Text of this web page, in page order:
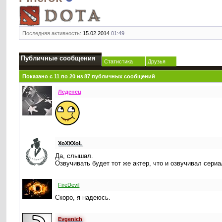
Последняя активность: 15.02.201401:49
Публичные сообщения Статистика Друзья
Показано с 11 по20 из87 публичных сообщений
Леденец
XoXXXoL
Да, слышал.
Озвучивать будет тот же актер, что и озвучивал
FireDevil
Скоро, я надеюсь.
Evgenich